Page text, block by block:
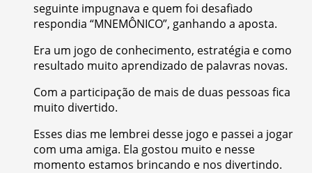
seguinte impugnava e quem foi desafiado
respondia “MNEMÔNICO”, ganhando a aposta.
Era um jogo de conhecimento, estratégia e como
resultado muito aprendizado de palavras novas.
Com a participação de mais de duas pessoas fica
muito divertido.
Esses dias me lembrei desse jogo e passei a jogar
com uma amiga. Ela gostou muito e nesse
momento estamos brincando e nos divertindo.